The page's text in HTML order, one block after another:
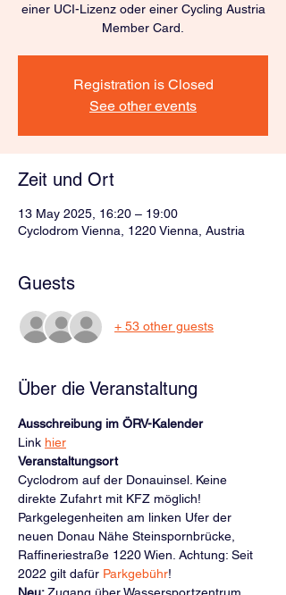
einer UCI-Lizenz oder einer Cycling Austria
Member Card.
Registration is Closed
See other events
Zeit und Ort
13 May 2025, 16:20 – 19:00
Cyclodrom Vienna, 1220 Vienna, Austria
Guests
+ 53 other guests
Über die Veranstaltung
Ausschreibung im ÖRV-Kalender
Link hier
Veranstaltungsort
Cyclodrom auf der Donauinsel. Keine
direkte Zufahrt mit KFZ möglich!
Parkgelegenheiten am linken Ufer der
neuen Donau Nähe Steinspornbrücke,
Raffineriestraße 1220 Wien. Achtung: Seit
2022 gilt dafür Parkgebühr!
Neu: Zugang über Wassersportzentrum